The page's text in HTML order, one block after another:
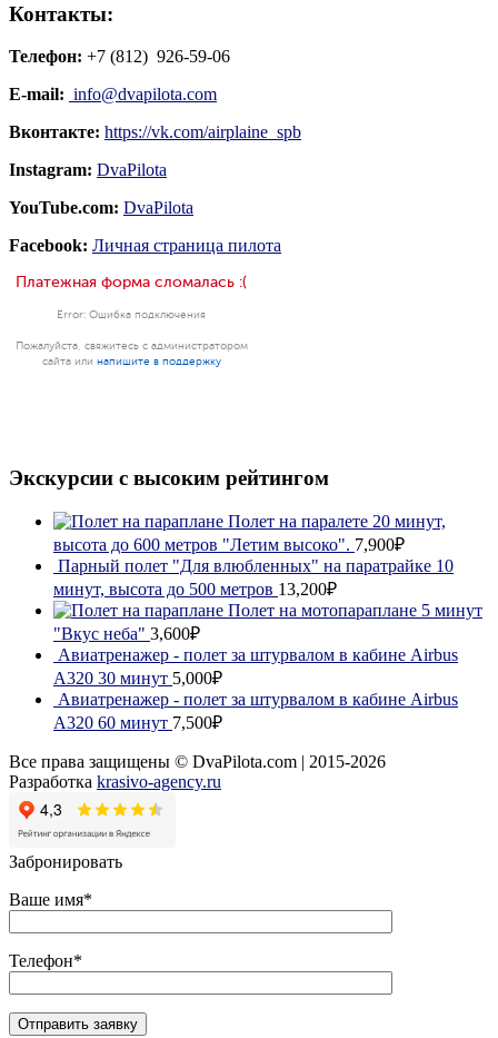
Контакты:
Телефон: +7 (812) 926-59-06
E-mail: info@dvapilota.com
Вконтакте: https://vk.com/airplaine_spb
Instagram: DvaPilota
YouTube.com: DvaPilota
Facebook: Личная страница пилота
Экскурсии с высоким рейтингом
Полет на паралете 20 минут,
высота до 600 метров "Летим высоко". 7,900₽
Парный полет "Для влюбленных" на паратрайке 10
минут, высота до 500 метров 13,200₽
Полет на мотопараплане 5 минут
"Вкус неба" 3,600₽
Авиатренажер - полет за штурвалом в кабине Airbus
A320 30 минут 5,000₽
Авиатренажер - полет за штурвалом в кабине Airbus
A320 60 минут 7,500₽
Все права защищены © DvaPilota.com | 2015-2026
Разработка krasivo-agency.ru
Забронировать
Ваше имя*
Телефон*